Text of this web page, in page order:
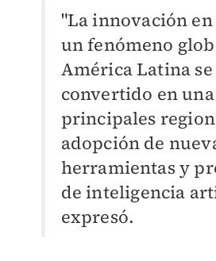
"La innovación
un fenómeno
América Latina se
convertido en
principales
adopción de
herramientas y
de inteligencia
expresó.